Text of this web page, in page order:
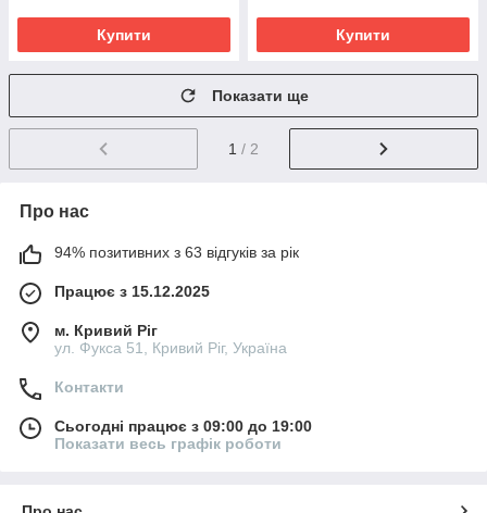
Купити Купити
Показати ще
1 / 2
Про нас
94% позитивних з 63 відгуків за рік
Працює з 15.12.2025
м. Кривий Ріг
ул. Фукса 51, Кривий Ріг, Україна
Контакти
Сьогодні працює з 09:00 до 19:00
Показати весь графік роботи